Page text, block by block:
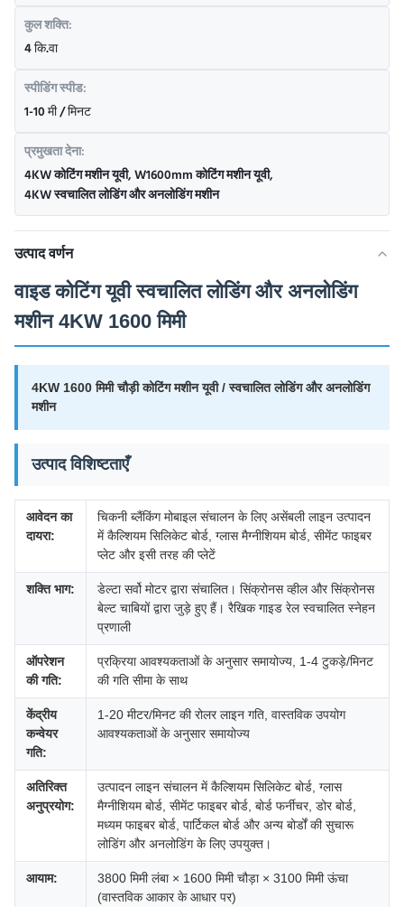
कुल शक्ति:
4 कि.वा
स्पीडिंग स्पीड:
1-10 मी / मिनट
प्रमुखता देना:
4KW कोटिंग मशीन यूवी,W1600mm कोटिंग मशीन यूवी,
4KW स्वचालित लोडिंग और अनलोडिंग मशीन
उत्पाद वर्णन
वाइड कोटिंग यूवी स्वचालित लोडिंग और अनलोडिंग
मशीन 4KW 1600 मिमी
4KW 1600 मिमी चौड़ी कोटिंग मशीन यूवी / स्वचालित लोडिंग और अनलोडिंग
मशीन
उत्पाद विशिष्टताएँ
आवेदन का
दायरा:
चिकनी ब्लैंकिंग मोबाइल संचालन के लिए असेंबली लाइन उत्पादन
में कैल्शियम सिलिकेट बोर्ड, ग्लास मैग्नीशियम बोर्ड, सीमेंट फाइबर
प्लेट और इसी तरह की प्लेटें
शक्ति भाग:
डेल्टा सर्वो मोटर द्वारा संचालित। सिंक्रोनस व्हील और सिंक्रोनस
बेल्ट चाबियों द्वारा जुड़े हुए हैं। रैखिक गाइड रेल स्वचालित स्नेहन
प्रणाली
ऑपरेशन
की गति:
प्रक्रिया आवश्यकताओं के अनुसार समायोज्य, 1-4 टुकड़े/मिनट
की गति सीमा के साथ
केंद्रीय
कन्वेयर
गति:
1-20 मीटर/मिनट की रोलर लाइन गति, वास्तविक उपयोग
आवश्यकताओं के अनुसार समायोज्य
अतिरिक्त
अनुप्रयोग:
उत्पादन लाइन संचालन में कैल्शियम सिलिकेट बोर्ड, ग्लास
मैग्नीशियम बोर्ड, सीमेंट फाइबर बोर्ड, बोर्ड फर्नीचर, डोर बोर्ड,
मध्यम फाइबर बोर्ड, पार्टिकल बोर्ड और अन्य बोर्डों की सुचारू
लोडिंग और अनलोडिंग के लिए उपयुक्त।
आयाम:
3800 मिमी लंबा × 1600 मिमी चौड़ा × 3100 मिमी ऊंचा
(वास्तविक आकार के आधार पर)